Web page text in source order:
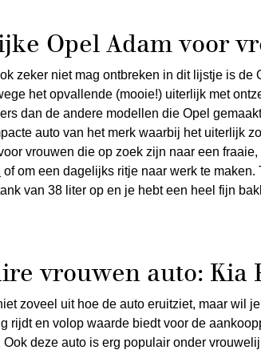
Opel Adam voor
zeker niet mag ontbreken in dit lijstje is de
het opvallende (mooie!) uiterlijk met
dan de andere modellen die Opel
auto van het merk waarbij het uiterlijk
vrouwen die op zoek zijn naar een
of om een dagelijks ritje naar werk te
van 38 liter op en je hebt een heel fijn
vrouwen auto: Kia
zoveel uit hoe de auto eruitziet, maar wil
rijdt en volop waarde biedt voor de
Ook deze auto is erg populair onder